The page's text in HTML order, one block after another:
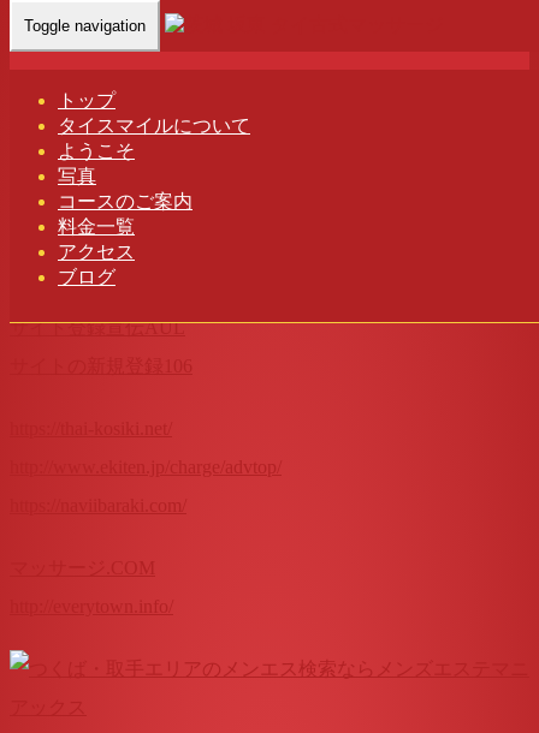
Toggle navigation
トップ
タイスマイルについて
ようこそ
写真
コースのご案内
料金一覧
アクセス
ブログ
link
apple
2021年2月20日
アロマオイルマッサージ
ラックス効果
Home -アロマオイルマッサージ
総合検索エンジン きららサーチ
サイト登録宣伝AUL
http://www.ekiten.jp/charge/advtop/
https://naviibaraki.com/
マッサージ.COM
http://everytown.info/